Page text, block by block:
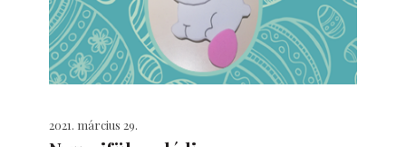
2021. március 29.